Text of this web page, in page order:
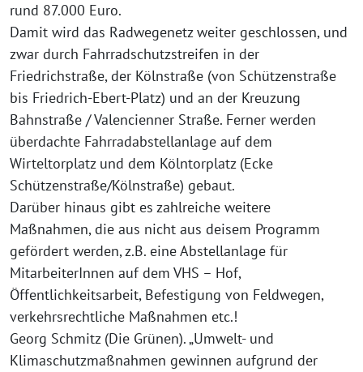
rund 87.000 Euro.
Damit wird das Radwegenetz weiter geschlossen, und
zwar durch Fahrradschutzstreifen in der
Friedrichstraße, der Kölnstraße (von Schützenstraße
bis Friedrich-Ebert-Platz) und an der Kreuzung
Bahnstraße / Valencienner Straße. Ferner werden
überdachte Fahrradabstellanlage auf dem
Wirteltorplatz und dem Kölntorplatz (Ecke
Schützenstraße/Kölnstraße) gebaut.
Darüber hinaus gibt es zahlreiche weitere
Maßnahmen, die aus nicht aus deisem Programm
gefördert werden, z.B. eine Abstellanlage für
MitarbeiterInnen auf dem VHS – Hof,
Öffentlichkeitsarbeit, Befestigung von Feldwegen,
verkehrsrechtliche Maßnahmen etc.!
Georg Schmitz (Die Grünen). „Umwelt- und
Klimaschutzmaßnahmen gewinnen aufgrund der